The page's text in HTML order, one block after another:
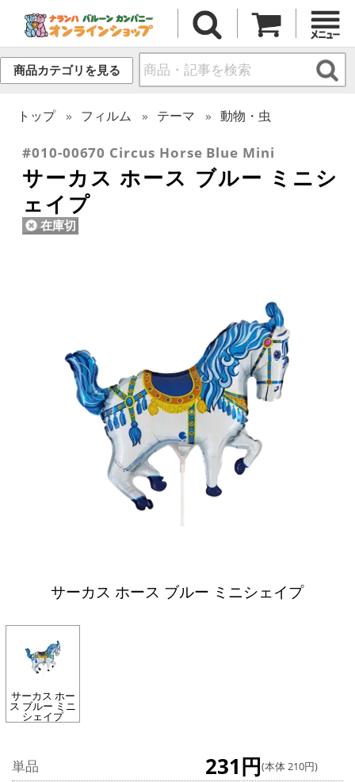
商品カテゴリを見る
トップ フィルム テーマ 動物・虫
#010-00670 Circus Horse Blue Mini
サーカス ホース ブルー ミニシ
ェイプ
在庫切
サーカス ホース ブルー ミニシェイプ
サーカス ホー
ス ブルー ミニ
シェイプ
単品 231円(本体 210円)